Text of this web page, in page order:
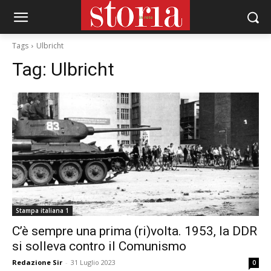
Tags Ulbricht
Tag: Ulbricht
Stampa italiana 1
C’è sempre una prima (ri)volta. 1953, la DDR
si solleva contro il Comunismo
Redazione Sir - 31 Luglio 2023 0